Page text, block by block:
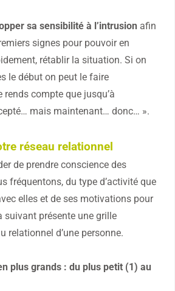
sa sensibilité à l’intrusion afin
signes pour pouvoir en
rétablir la situation. Si on
le début on peut le faire
rends compte que jusqu’à
mais maintenant… donc… ».
réseau relationnel
de prendre conscience des
fréquentons, du type d’activité que
elles et de ses motivations pour
suivant présente une grille
relationnel d’une personne.
plus grands : du plus petit (1) au